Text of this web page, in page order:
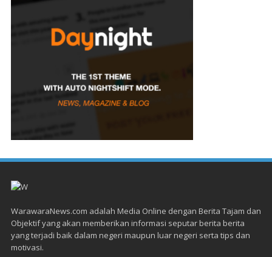
WarawaraNews.com adalah Media Online dengan Berita Tajam dan
Objektif yang akan memberikan informasi seputar berita berita
yang terjadi baik dalam negeri maupun luar negeri serta tips dan
motivasi.